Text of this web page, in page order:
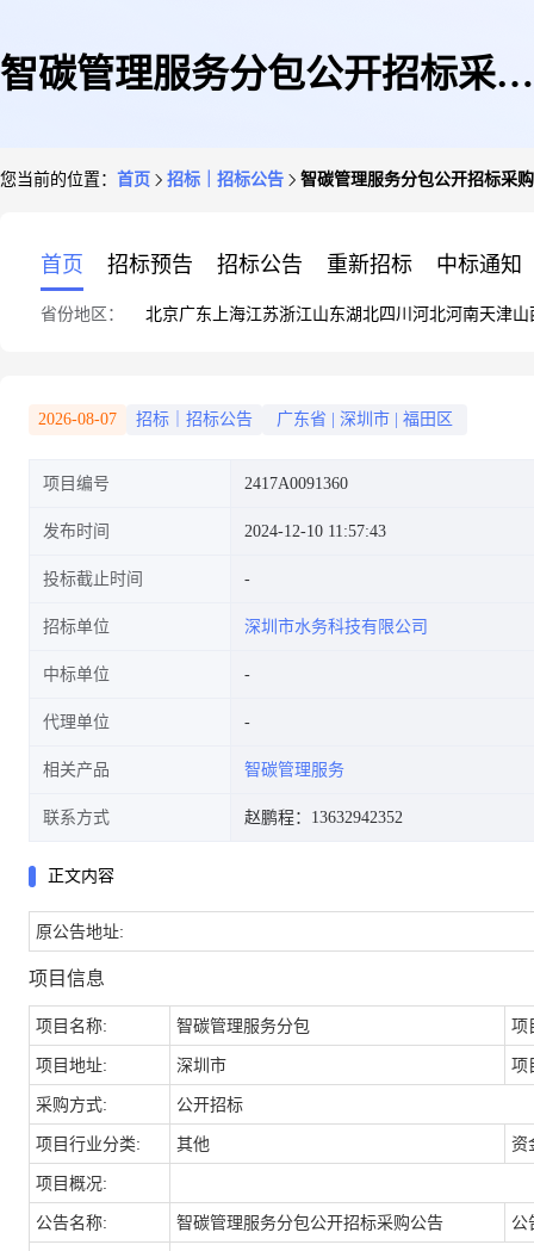
智碳管理服务分包公开招标采购
您当前的位置： 首页 招标｜招标公告 智碳管理服务分包公开招标采
首页 招标预告 招标公告 重新招标 中标通知
省份地区： 北京广东 上海江苏浙江山东湖北四川 河北河南天津山
2026-08-07 招标｜招标公告 广东省 深圳市 福田区
项目编号 2417A0091360
发布时间 2024-12-10 11:57:43
投标截止时间
招标单位 深圳市水务科技有限公司
中标单位
代理单位
相关产品 智碳管理服务
联系方式 赵鹏程：13632942352
正文内容
原公告地址:
项目信息
项目名称: 智碳管理服务分包 项
项目地址: 深圳市 项
采购方式: 公开招标
项目行业分类: 其他 资
项目概况:
公告名称: 智碳管理服务分包公开招标采购公告 公